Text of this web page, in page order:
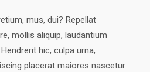
mus, dui? Repellat
mollis aliquip, laudantium
hic, culpa urna,
placerat maiores nascetur